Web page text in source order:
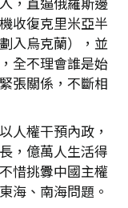
收復克里米亞半
入烏克蘭），並
全不理會誰是始
張關係，不斷相
人權干預內政，
，億萬人生活得
惜挑釁中國主權
海、南海問題。